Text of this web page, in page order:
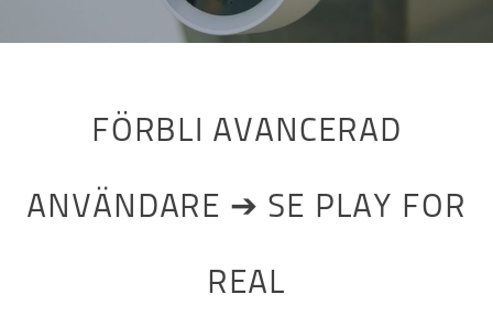
FÖRBLI AVANCERAD
ANVÄNDARE ➔ SE PLAY FOR
REAL